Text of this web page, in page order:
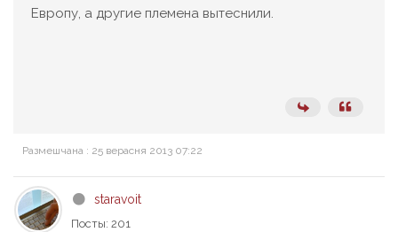
Европу, а другие племена вытеснили.
Размешчана : 25 верасня 2013 07:22
staravoit
Посты: 201